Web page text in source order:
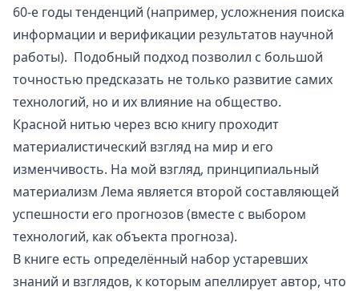
60-е годы тенденций (например, усложнения поиска
информации и верификации результатов научной
работы). Подобный подход позволил с большой
точностью предсказать не только развитие самих
технологий, но и их влияние на общество.
Красной нитью через всю книгу проходит
материалистический взгляд на мир и его
изменчивость. На мой взгляд, принципиальный
материализм Лема является второй составляющей
успешности его прогнозов (вместе с выбором
технологий, как объекта прогноза).
В книге есть определённый набор устаревших
знаний и взглядов, к которым апеллирует автор, что